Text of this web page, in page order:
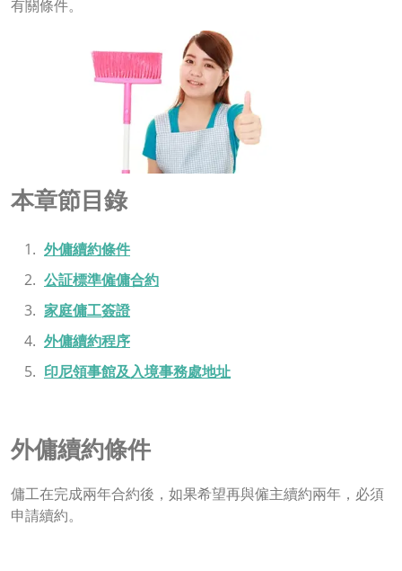
有關條件。
本章節目錄
外傭續約條件
公証標準僱傭合約
家庭傭工簽證
外傭續約程序
印尼領事館及入境事務處地址
外傭續約條件
傭工在完成兩年合約後，如果希望再與僱主續約兩年，必須
申請續約。